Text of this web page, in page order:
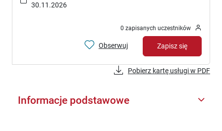
30.11.2026
0 zapisanych uczestników
Obserwuj Zapisz się
Pobierz kartę usługi w PDF
Informacje podstawowe